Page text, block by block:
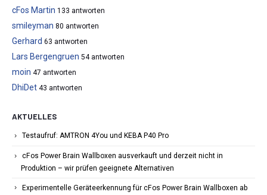
cFos Martin 133 antworten
smileyman 80 antworten
Gerhard 63 antworten
Lars Bergengruen 54 antworten
moin 47 antworten
DhiDet 43 antworten
AKTUELLES
Testaufruf: AMTRON 4You und KEBA P40 Pro
cFos Power Brain Wallboxen ausverkauft und derzeit nicht in
Produktion – wir prüfen geeignete Alternativen
Experimentelle Geräteerkennung für cFos Power Brain Wallboxen ab